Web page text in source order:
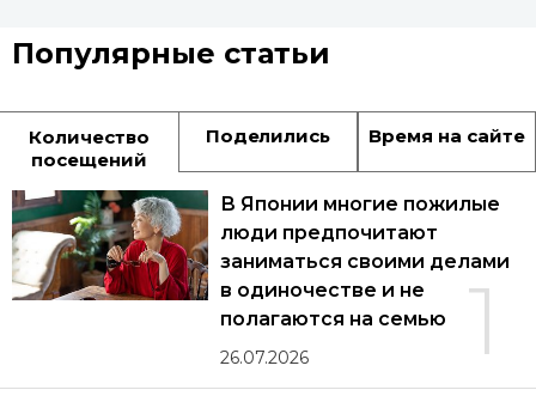
Популярные статьи
Количество
посещений
Поделились Время на сайте
1
В Японии многие пожилые
люди предпочитают
заниматься своими делами
в одиночестве и не
полагаются на семью
26.07.2026